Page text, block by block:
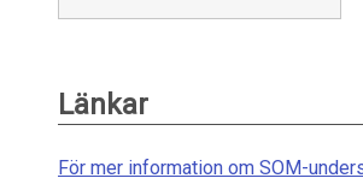
Länkar
För mer information om SOM-